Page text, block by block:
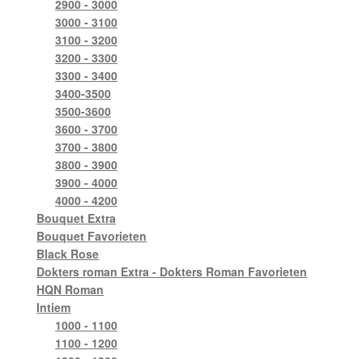
2900 - 3000
3000 - 3100
3100 - 3200
3200 - 3300
3300 - 3400
3400-3500
3500-3600
3600 - 3700
3700 - 3800
3800 - 3900
3900 - 4000
4000 - 4200
Bouquet Extra
Bouquet Favorieten
Black Rose
Dokters roman Extra - Dokters Roman Favorieten
HQN Roman
Intiem
1000 - 1100
1100 - 1200